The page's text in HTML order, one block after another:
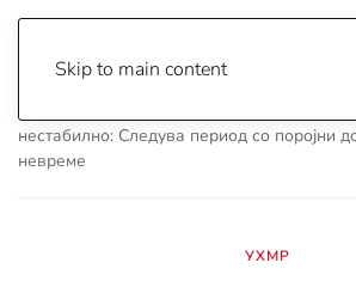
Skip to main content
нестабилно: Следува период со поројни
невреме
УХМР